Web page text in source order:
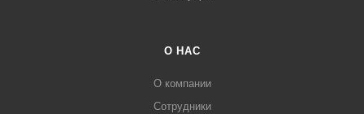
О НАС
О компании
Сотрудники